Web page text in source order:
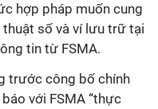
hợp pháp muốn cung
số và ví lưu trữ tại
tin từ FSMA.
trước công bố chính
với FSMA “thực